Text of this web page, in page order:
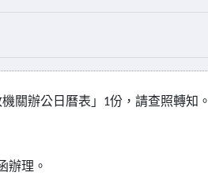
關辦公日曆表」 1份，請查照轉知。
辦理。